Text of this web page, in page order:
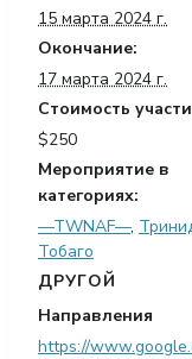
15 марта 2024 г.
Окончание:
17 марта 2024 г.
Стоимость
$250
Мероприятие в
категориях:
—TWNAF—,
Тобаго
ДРУГОЙ
Направления
https://